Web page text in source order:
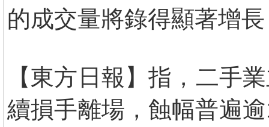
的成交量將錄得顯著增
【東方日報】指，二手
續損手離場，蝕幅普遍